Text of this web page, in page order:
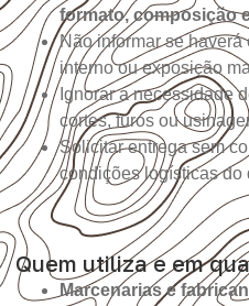
formato, composição
Não informar se
interno ou exposição
Ignorar a necessidade
cortes, furos ou
Solicitar entrega sem
condições logísticas do
Quem utiliza e em
Marcenarias e